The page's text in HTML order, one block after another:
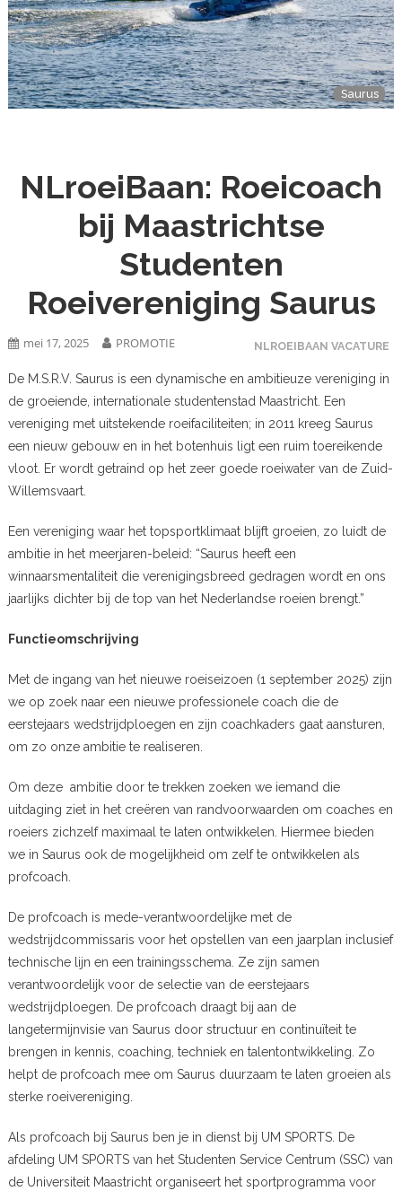
Saurus
NLroeiBaan: Roeicoach
bij Maastrichtse
Studenten
Roeivereniging Saurus
NLROEIBAAN VACATURE
mei 17, 2025 PROMOTIE
De M.S.R.V. Saurus is een dynamische en ambitieuze vereniging in
de groeiende, internationale studentenstad Maastricht. Een
vereniging met uitstekende roeifaciliteiten; in 2011 kreeg Saurus
een nieuw gebouw en in het botenhuis ligt een ruim toereikende
vloot. Er wordt getraind op het zeer goede roeiwater van de Zuid-
Willemsvaart.
Een vereniging waar het topsportklimaat blijft groeien, zo luidt de
ambitie in het meerjaren-beleid: “Saurus heeft een
winnaarsmentaliteit die verenigingsbreed gedragen wordt en ons
jaarlijks dichter bij de top van het Nederlandse roeien brengt.”
Functieomschrijving
Met de ingang van het nieuwe roeiseizoen (1 september 2025) zijn
we op zoek naar een nieuwe professionele coach die de
eerstejaars wedstrijdploegen en zijn coachkaders gaat aansturen,
om zo onze ambitie te realiseren.
Om deze ambitie door te trekken zoeken we iemand die
uitdaging ziet in het creëren van randvoorwaarden om coaches en
roeiers zichzelf maximaal te laten ontwikkelen. Hiermee bieden
we in Saurus ook de mogelijkheid om zelf te ontwikkelen als
profcoach.
De profcoach is mede-verantwoordelijke met de
wedstrijdcommissaris voor het opstellen van een jaarplan inclusief
technische lijn en een trainingsschema. Ze zijn samen
verantwoordelijk voor de selectie van de eerstejaars
wedstrijdploegen. De profcoach draagt bij aan de
langetermijnvisie van Saurus door structuur en continuïteit te
brengen in kennis, coaching, techniek en talentontwikkeling. Zo
helpt de profcoach mee om Saurus duurzaam te laten groeien als
sterke roeivereniging.
Als profcoach bij Saurus ben je in dienst bij UM SPORTS. De
afdeling UM SPORTS van het Studenten Service Centrum (SSC) van
de Universiteit Maastricht organiseert het sportprogramma voor